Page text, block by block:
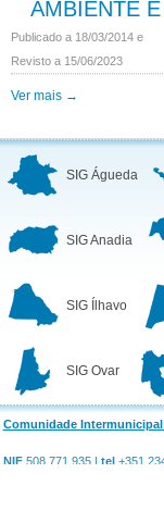
AMBIENTE
Publicado a 18/03/2014 e
Revisto a 15/06/2023
Ver mais →
SIG Águeda
SIG Anadia
SIG Ílhavo
SIG Ovar
Comunidade
NIF508 771 935 | tel+351